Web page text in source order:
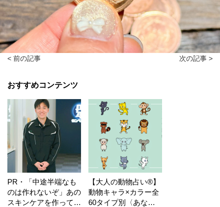
< 前の記事 次の記事 >
おすすめコンテンツ
PR・「中途半端なも
のは作れないぞ」あの
スキンケアを作ってい
【大人の動物占い®】
動物キャラ×カラー全
60タイプ別〈あなた